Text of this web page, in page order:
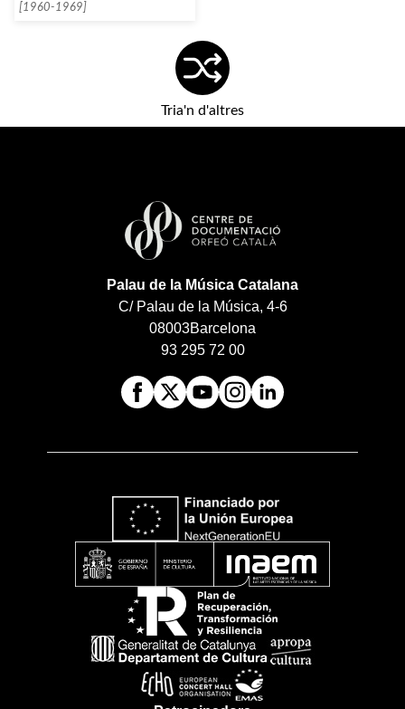
[1960-1969]
Tria'n d'altres
Palau de la Música Catalana
C/ Palau de la Música, 4-6
08003Barcelona
93 295 72 00